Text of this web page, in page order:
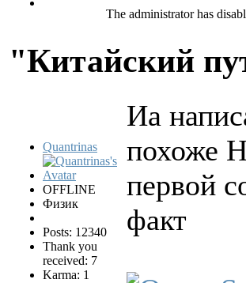
The administrator has
"Китайский
Quantrinas
OFFLINE
Физик
Posts: 12340
Thank you
received: 7
Karma: 1
Иа
похоже
первой
факт